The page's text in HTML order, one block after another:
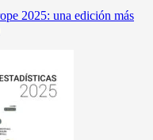
2025: una edición más